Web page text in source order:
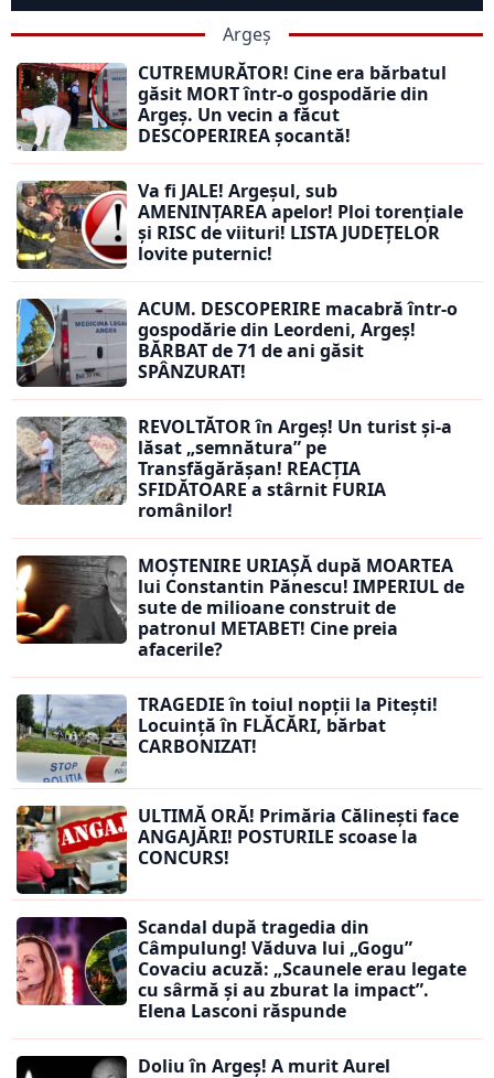
Argeș
CUTREMURĂTOR! Cine era bărbatul
găsit MORT într-o gospodărie din
Argeș. Un vecin a făcut
DESCOPERIREA șocantă!
Va fi JALE! Argeșul, sub
AMENINȚAREA apelor! Ploi torențiale
și RISC de viituri! LISTA JUDEȚELOR
lovite puternic!
ACUM. DESCOPERIRE macabră într-o
gospodărie din Leordeni, Argeș!
BĂRBAT de 71 de ani găsit
SPÂNZURAT!
REVOLTĂTOR în Argeș! Un turist și-a
lăsat „semnătura” pe
Transfăgărășan! REACȚIA
SFIDĂTOARE a stârnit FURIA
românilor!
MOȘTENIRE URIAȘĂ după MOARTEA
lui Constantin Pănescu! IMPERIUL de
sute de milioane construit de
patronul METABET! Cine preia
afacerile?
TRAGEDIE în toiul nopții la Pitești!
Locuință în FLĂCĂRI, bărbat
CARBONIZAT!
ULTIMĂ ORĂ! Primăria Călinești face
ANGAJĂRI! POSTURILE scoase la
CONCURS!
Scandal după tragedia din
Câmpulung! Văduva lui „Gogu”
Covaciu acuză: „Scaunele erau legate
cu sârmă și au zburat la impact”.
Elena Lasconi răspunde
Doliu în Argeș! A murit Aurel